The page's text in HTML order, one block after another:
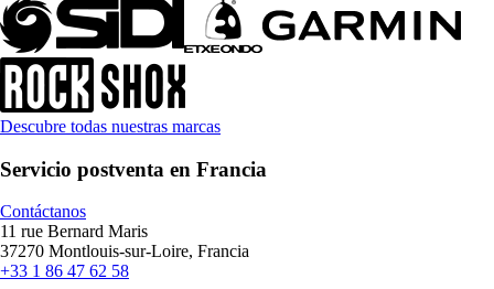
Descubre todas nuestras marcas
Servicio postventa en Francia
Contáctanos
11 rue Bernard Maris
37270 Montlouis-sur-Loire, Francia
+33 1 86 47 62 58